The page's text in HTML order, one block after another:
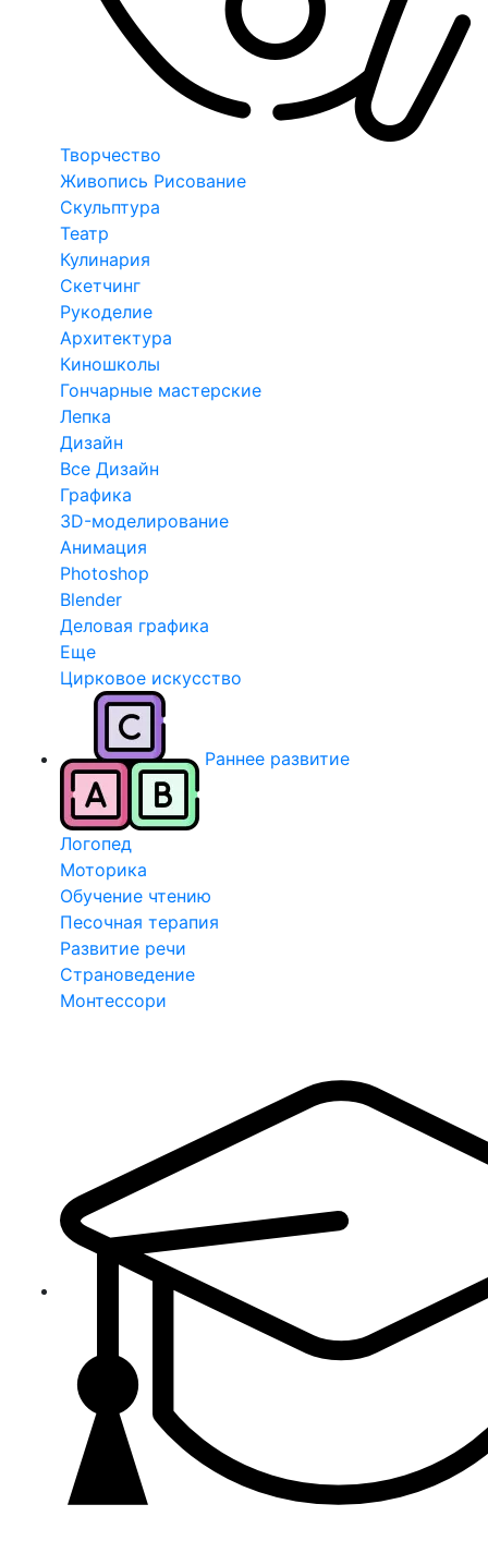
Творчество
Живопись Рисование
Скульптура
Театр
Кулинария
Скетчинг
Рукоделие
Архитектура
Киношколы
Гончарные мастерские
Лепка
Дизайн
Все Дизайн
Графика
3D-моделирование
Анимация
Photoshop
Blender
Деловая графика
Еще
Цирковое искусство
Раннее развитие
Логопед
Моторика
Обучение чтению
Песочная терапия
Развитие речи
Страноведение
Монтессори